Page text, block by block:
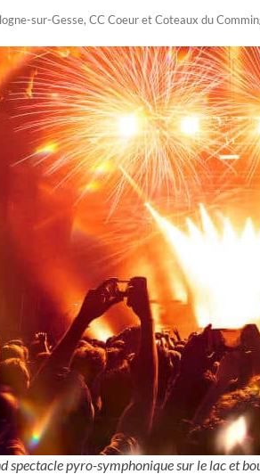
sur-Gesse, CC Coeur et Coteaux du
spectacle pyro-symphonique sur le lac et